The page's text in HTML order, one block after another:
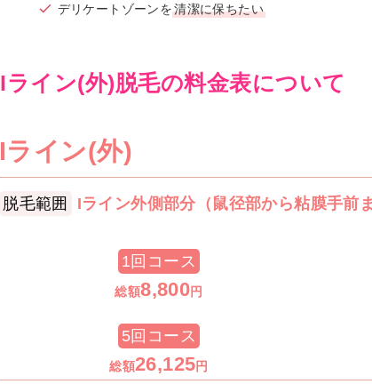
デリケートゾーンを清潔に保ちたい
Iライン(外)脱毛の料金表について
Iライン(外)
脱毛範囲 Iライン外側部分（鼠径部から粘膜手前
1回コース
総額8,800円
5回コース
総額26,125円